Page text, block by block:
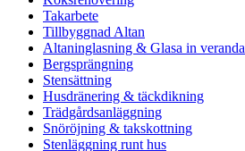
Takarbete
Tillbyggnad Altan
Altaninglasning & Glasa in veranda
Bergsprängning
Stensättning
Husdränering & täckdikning
Trädgårdsanläggning
Snöröjning & takskottning
Stenläggning runt hus